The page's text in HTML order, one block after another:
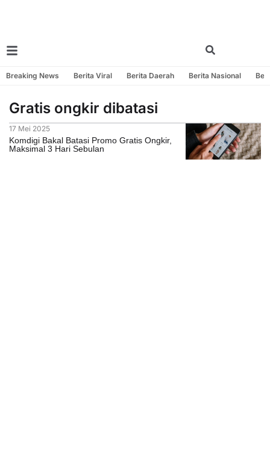
Breaking News Berita Viral Berita Daerah Berita Nasional
Gratis ongkir dibatasi
17 Mei 2025
Komdigi Bakal Batasi Promo Gratis Ongkir,
Maksimal 3 Hari Sebulan